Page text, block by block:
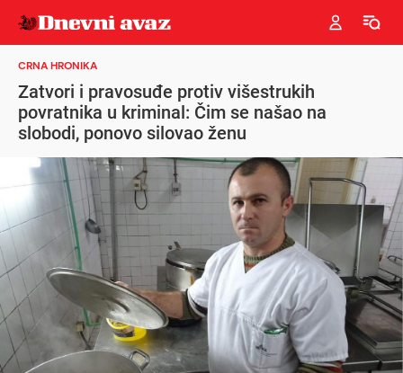
CRNA HRONIKA
Zatvori i pravosuđe protiv višestrukih
povratnika u kriminal: Čim se našao na
slobodi, ponovo silovao ženu